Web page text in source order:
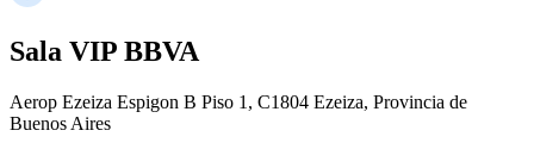
Sala VIP BBVA
Aerop Ezeiza Espigon B Piso 1, C1804 Ezeiza, Provincia de
Buenos Aires